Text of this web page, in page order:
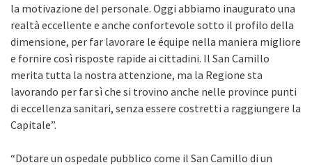
la motivazione del personale. Oggi abbiamo inaugurato una
realtà eccellente e anche confortevole sotto il profilo della
dimensione, per far lavorare le équipe nella maniera migliore
e fornire così risposte rapide ai cittadini. Il San Camillo
merita tutta la nostra attenzione, ma la Regione sta
lavorando per far sì che si trovino anche nelle province punti
di eccellenza sanitari, senza essere costretti a raggiungere la
Capitale”.
“Dotare un ospedale pubblico come il San Camillo di un